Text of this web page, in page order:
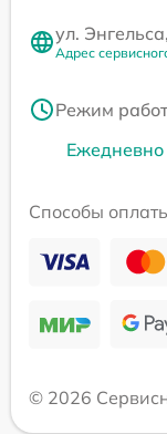
ул.
Адрес
Режим
Ежедневно
Способы
© 2026